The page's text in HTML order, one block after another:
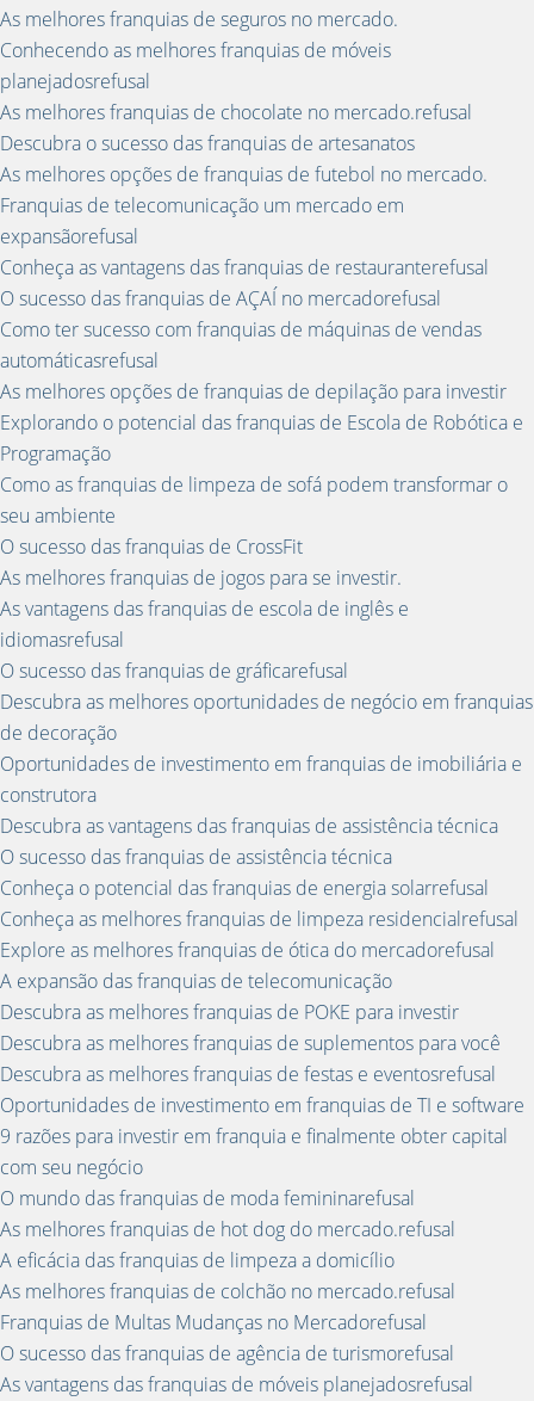
As melhores franquias de seguros no mercado.
Conhecendo as melhores franquias de móveis
planejadosrefusal
As melhores franquias de chocolate no mercado.refusal
Descubra o sucesso das franquias de artesanatos
As melhores opções de franquias de futebol no mercado.
Franquias de telecomunicação um mercado em
expansãorefusal
Conheça as vantagens das franquias de restauranterefusal
O sucesso das franquias de AÇAÍ no mercadorefusal
Como ter sucesso com franquias de máquinas de vendas
automáticasrefusal
As melhores opções de franquias de depilação para investir
Explorando o potencial das franquias de Escola de Robótica e
Programação
Como as franquias de limpeza de sofá podem transformar o
seu ambiente
O sucesso das franquias de CrossFit
As melhores franquias de jogos para se investir.
As vantagens das franquias de escola de inglês e
idiomasrefusal
O sucesso das franquias de gráficarefusal
Descubra as melhores oportunidades de negócio em franquias
de decoração
Oportunidades de investimento em franquias de imobiliária e
construtora
Descubra as vantagens das franquias de assistência técnica
O sucesso das franquias de assistência técnica
Conheça o potencial das franquias de energia solarrefusal
Conheça as melhores franquias de limpeza residencialrefusal
Explore as melhores franquias de ótica do mercadorefusal
A expansão das franquias de telecomunicação
Descubra as melhores franquias de POKE para investir
Descubra as melhores franquias de suplementos para você
Descubra as melhores franquias de festas e eventosrefusal
Oportunidades de investimento em franquias de TI e software
9 razões para investir em franquia e finalmente obter capital
com seu negócio
O mundo das franquias de moda femininarefusal
As melhores franquias de hot dog do mercado.refusal
A eficácia das franquias de limpeza a domicílio
As melhores franquias de colchão no mercado.refusal
Franquias de Multas Mudanças no Mercadorefusal
O sucesso das franquias de agência de turismorefusal
As vantagens das franquias de móveis planejadosrefusal